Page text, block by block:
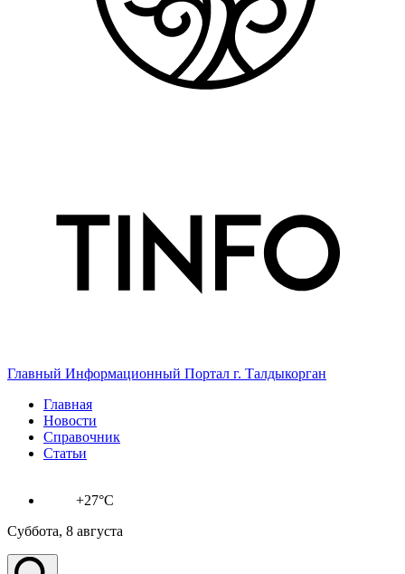
Главный Информационный Портал г. Талдыкорган
Главная
Новости
Справочник
Статьи
+27°C
Суббота, 8 августа